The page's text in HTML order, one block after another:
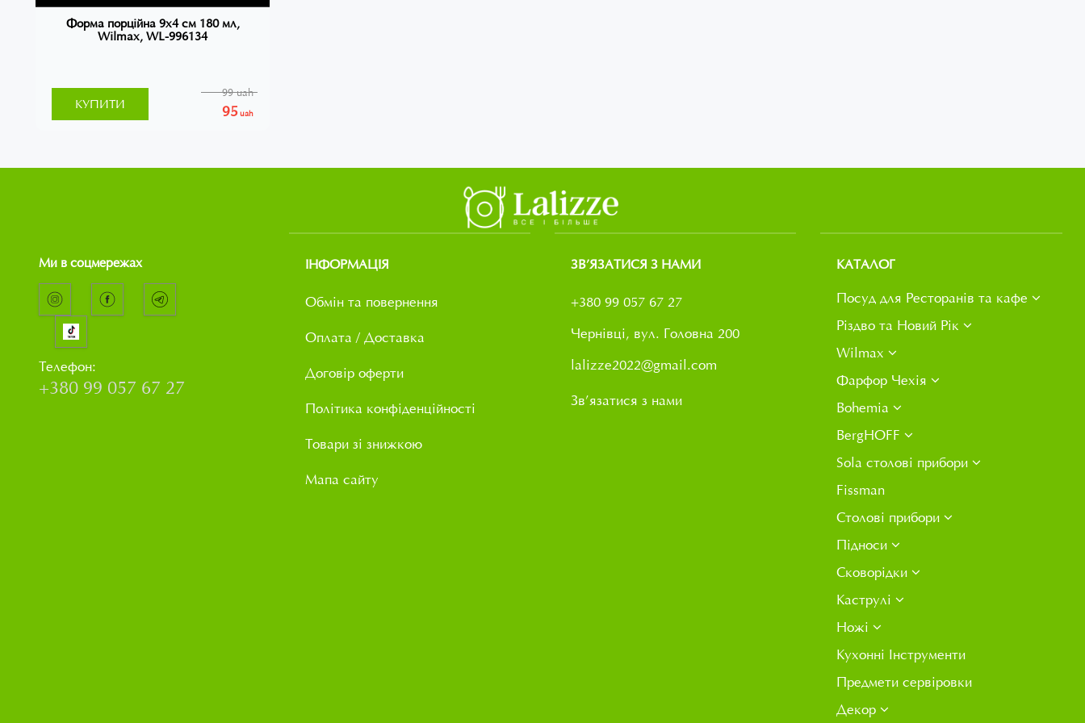
Форма порційна 9х4 см 180 мл,
Wilmax, WL-996134
95uah
99 uah
КУПИТИ
Ми в соцмережах
Телефон:
+380 99 057 67 27
ІНФОРМАЦІЯ
Обмін та повернення
Оплата / Доставка
Договір оферти
Політика конфіденційності
Товари зі знижкою
Мапа сайту
ЗВ’ЯЗАТИСЯ З НАМИ
+380 99 057 67 27
Чернівці, вул. Головна 200
lalizze2022@gmail.com
Зв’язатися з нами
КАТАЛОГ
Посуд для Ресторанів та кафе
Різдво та Новий Рік
Wilmax
Фарфор Чехія
Bohemia
BergHOFF
Sola столові прибори
Fissman
Столові прибори
Підноси
Сковорідки
Каструлі
Ножі
Кухонні Інструменти
Предмети сервіровки
Декор